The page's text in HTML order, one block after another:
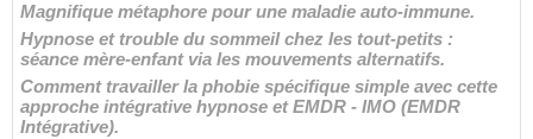
Magnifique métaphore pour une maladie auto-immune.
Hypnose et trouble du sommeil chez les tout-petits :
séance mère-enfant via les mouvements alternatifs.
Comment travailler la phobie spécifique simple avec cette
approche intégrative hypnose et EMDR - IMO (EMDR
Intégrative).